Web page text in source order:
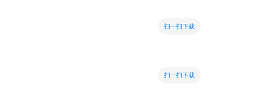
扫一扫下载
扫一扫下载